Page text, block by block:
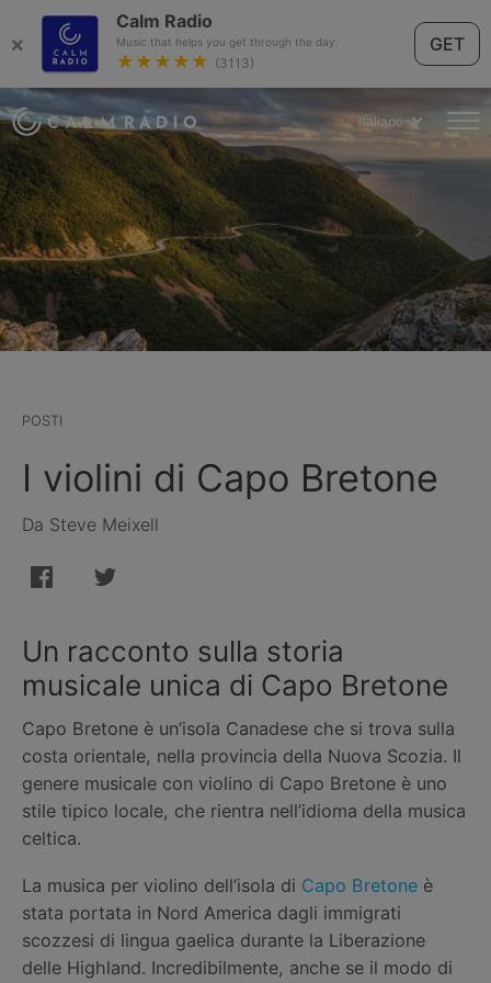
×
Calm Radio
Music that helps you get through the day.
★★★★★ (3113)
GET
Italiano
POSTI
I violini di Capo Bretone
Da Steve Meixell
Un racconto sulla storia
musicale unica di Capo Bretone
Capo Bretone è un’isola Canadese che si trova sulla
costa orientale, nella provincia della Nuova Scozia. Il
genere musicale con violino di Capo Bretone è uno
stile tipico locale, che rientra nell’idioma della musica
celtica.
La musica per violino dell’isola di Capo Bretone è
stata portata in Nord America dagli immigrati
scozzesi di lingua gaelica durante la Liberazione
delle Highland. Incredibilmente, anche se il modo di